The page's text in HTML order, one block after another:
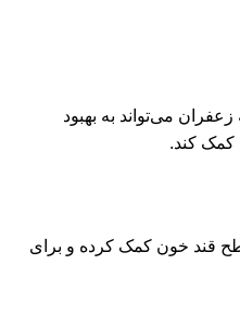
می‌تواند به بهبود
کمک کند.
قند خون کمک کرده و برای